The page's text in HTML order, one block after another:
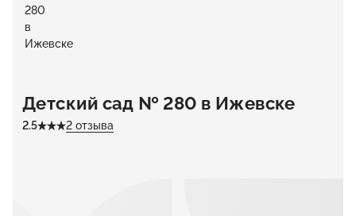
Детский сад № 280 в Ижевске
2.5 2 отзыва